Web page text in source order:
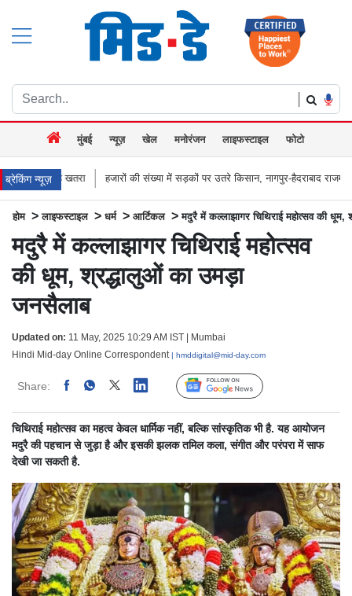
|
मुंबई न्यूज़ खेल मनोरंजन लाइफस्टाइल फोटो
ब्रेकिंग न्यूज़
हजारों की संख्या में सड़कों पर उतरे किसान, नागपुर-हैदराबाद राजमार्ग किया जाम, बच्चू कडू
होम >लाइफस्टाइल > धर्म > आर्टिकल >मदुरै में कल्लाझागर चिथिराई महोत्सव की
मदुरै में कल्लाझागर चिथिराई महोत्सव
की धूम, श्रद्धालुओं का उमड़ा
जनसैलाब
Updated on: 11 May, 2025 10:29 AM IST | Mumbai
Hindi Mid-day Online Correspondent | hmddigital@mid-day.com
Share: Linked Follow Us
चिथिराई महोत्सव का महत्व केवल धार्मिक नहीं, बल्कि सांस्कृतिक भी है. यह आयोजन
मदुरै की पहचान से जुड़ा है और इसकी झलक तमिल कला, संगीत और परंपरा में साफ
देखी जा सकती है.